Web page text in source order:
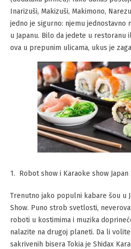
Inarizuši, Makizuši, Makimono,
jedno je sigurno: njemu jednostavno
u Japanu. Bilo da jedete u
ova u prepunim ulicama, ukus je
Robot show i Karaoke show Japan
Trenutno jako populni kabare šou u
Show. Puno strob svetlosti,
roboti u kostimima i muzika
nalazite na drugoj planeti. Da li volite
sakrivenih bisera Tokia je Shidax